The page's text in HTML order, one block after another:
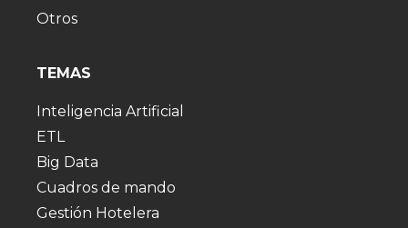
Otros
TEMAS
Inteligencia Artificial
ETL
Big Data
Cuadros de mando
Gestión Hotelera